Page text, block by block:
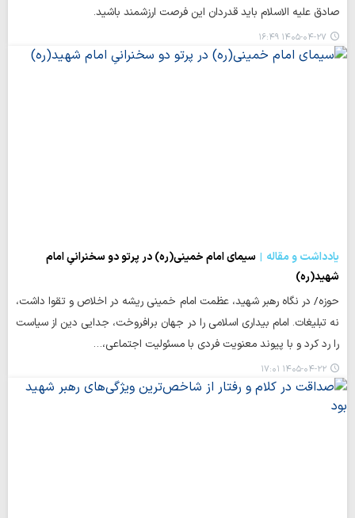
صادق علیه الاسلام باید قدردان این فرصت ارزشمند باشید.
۱۴۰۵-۰۴-۲۷ ۱۶:۴۹
یادداشت و مقاله
سیمای امام خمینی(ره) در پرتو دو سخنرانیِ امام
شهید(ره)
حوزه/ در نگاه رهبر شهید، عظمت امام خمینی ریشه در اخلاص و تقوا داشت،
نه تبلیغات. امام بیداری اسلامی را در جهان برافروخت، جدایی دین از سیاست
را رد کرد و با پیوند معنویت فردی با مسئولیت اجتماعی،…
۱۴۰۵-۰۴-۲۲ ۱۷:۰۱